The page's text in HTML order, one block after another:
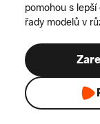
pomohou s
řady modelů v